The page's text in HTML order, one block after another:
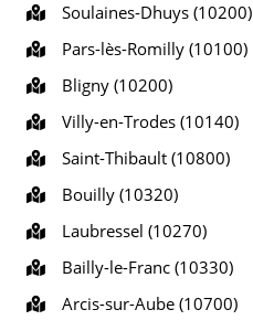
Soulaines-Dhuys (10200)
Pars-lès-Romilly (10100)
Bligny (10200)
Villy-en-Trodes (10140)
Saint-Thibault (10800)
Bouilly (10320)
Laubressel (10270)
Bailly-le-Franc (10330)
Arcis-sur-Aube (10700)